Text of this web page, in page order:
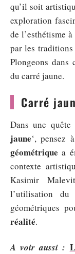
qu’il soit
exploration
de l’esthétisme
par les
Plongeons dans
du carré jaune.
Carré
Dans une quête
jaune‘, pensez
géométrique a
contexte
Kasimir
l’utilisation du
géométriques
réalité.
A voir aussi :